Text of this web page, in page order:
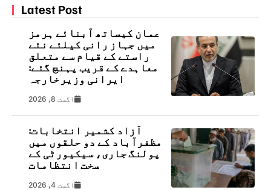
Latest Post
عمان کیساتھ آبنائے ہرمز
میں جہاز رانی کیلئے نئے
راستے کے قیام سے متعلق
معاہدے کے قریب پہنچ گئے:
ایرانی وزیرخارجہ
اگست 8, 2026
آزاد کشمیر انتخابات:
مظفرآباد کے دو حلقوں میں
پولنگ جاری، سیکیورٹی کے
سخت انتظامات
اگست 4, 2026